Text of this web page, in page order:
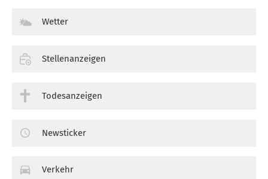
Wetter
Stellenanzeigen
Todesanzeigen
Newsticker
Verkehr